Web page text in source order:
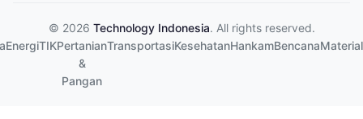
© 2026 Technology Indonesia. All rights reserved.
EnergiTIKPertanian
&
Pangan
TransportasiKesehatanHankamBencanaMaterial